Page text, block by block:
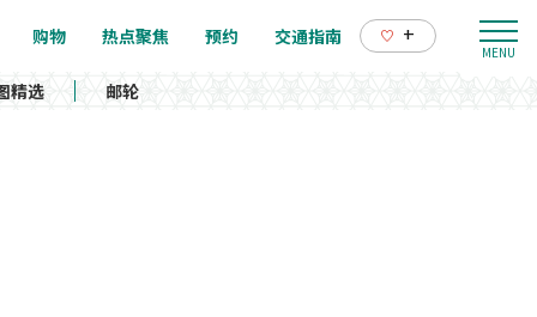
购物 热点聚焦 预约 交通指南 +
精选 邮轮